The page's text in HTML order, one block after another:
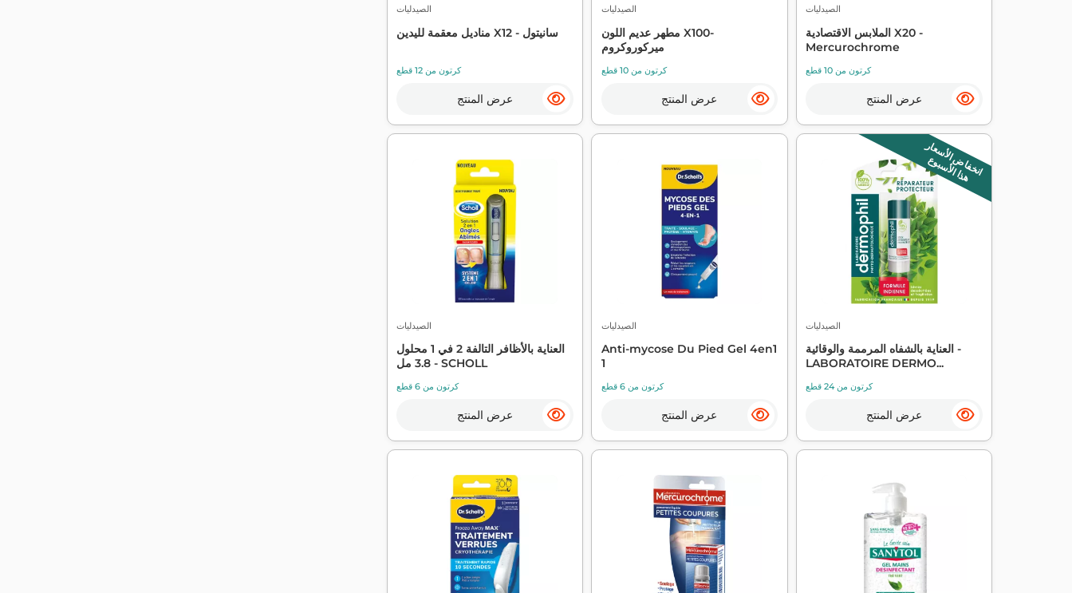
الصيدليات
مناديل معقمة لليدين X12 - سانيتول
كرتون من 12 قطع
عرض المنتج
الصيدليات
مطهر عديم اللون X100-
ميركوروكروم
كرتون من 10 قطع
عرض المنتج
الصيدليات
الملابس الاقتصادية X20 -
Mercurochrome
كرتون من 10 قطع
عرض المنتج
الصيدليات
العناية بالأظافر التالفة 2 في 1 محلول
3.8 مل - SCHOLL
كرتون من 6 قطع
عرض المنتج
الصيدليات
Anti-mycose Du Pied Gel 4en1
1
كرتون من 6 قطع
عرض المنتج
انخفاض الأسعار
هذا الأسبوع
الصيدليات
العناية بالشفاه المرممة والوقائية -
LABORATOIRE DERMO...
كرتون من 24 قطع
عرض المنتج